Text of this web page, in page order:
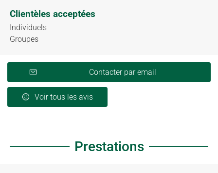
Clientèles acceptées
Individuels
Groupes
Contacter par email
Voir tous les avis
Prestations